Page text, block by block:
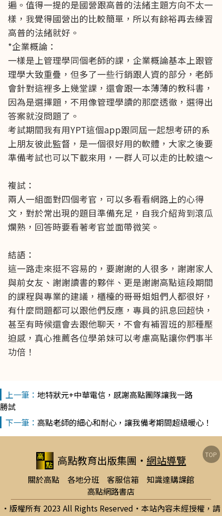
遍。值得一提的是國營跟高普的法緒主題方向不太一
樣，我覺得國營出的比較簡單，所以有餘裕再去練習
高普的法緒就好。
*企業概論：
一樣是上管理學同個老師的課，企業概論基本上跟管
理學大致重疊，但多了一些行銷跟人資的部分，老師
會針對這裡多上幾堂課，還會跟一本薄薄的教科書，
因為是選擇題，不用像管理學讀的那麼透徹，選得出
答案就沒問題了。
考試期間我有用YPT這個app跟同屆一起想考研的系
上朋友彼此監督，是一個很好用的軟體，大家之後要
準備考試也可以下載來用，一群人可以走的比較遠～
複試：
兩人一組面對四個考官，可以多看看網路上的心得
文，對於常出現的題目準備充足，自我介紹背到滾瓜
爛熟，回答時要看著考官並面帶微笑。
結語：
這一路走來挺不容易的，要謝謝的人很多，謝謝家人
與前女友、謝謝讀書的夥伴、更是謝謝高點這段期間
的課程與專業的建議，櫃檯的哥哥姐姐們人都很好，
有什麼問題都可以跟他們反應，專員的訊息回超快，
甚至有時候還會去跟他聊天，不會有補習班的那種壓
迫感，真心推薦各位學弟妹可以考慮高點讓你們事半
功倍！
地特狀元+中華電信，感謝高點團隊讓我一路
勝試
高點老師的細心和耐心，讓我備考期間超級暖心！
高點教育出版集團 ‧ 網站導覽
關於高點 各地分班 客服信箱
知識達購課館
高點網路書店
‧版權所有 2023 All Rights Reserved‧本站內容未經授權，請
TOP